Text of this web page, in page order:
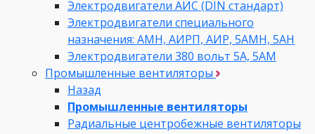
Электродвигатели АИС (DIN стандарт)
Электродвигатели специального
назначения: АМН, АИРП, АИР, 5АМН, 5АН
Электродвигатели 380 вольт 5А, 5АМ
Промышленные вентиляторы
Назад
Промышленные вентиляторы
Радиальные центробежные вентиляторы